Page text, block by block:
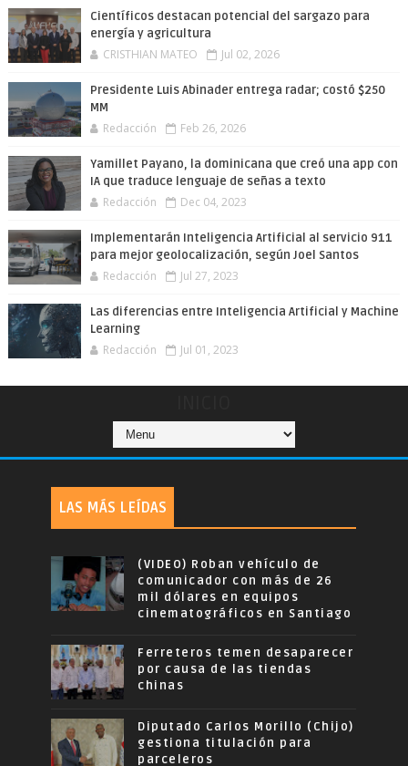
Científicos destacan potencial del sargazo para
energía y agricultura
CRISTHIAN MATEO Jul 02, 2026
Presidente Luis Abinader entrega radar; costó $250
MM
Redacción Feb 26, 2026
Yamillet Payano, la dominicana que creó una app con
IA que traduce lenguaje de señas a texto
Redacción Dec 04, 2023
Implementarán Inteligencia Artificial al servicio 911
para mejor geolocalización, según Joel Santos
Redacción Jul 27, 2023
Las diferencias entre Inteligencia Artificial y Machine
Learning
Redacción Jul 01, 2023
LAS MÁS LEÍDAS
(VIDEO) Roban vehículo de
comunicador con más de 26
mil dólares en equipos
cinematográficos en Santiago
Ferreteros temen desaparecer
por causa de las tiendas
chinas
Diputado Carlos Morillo (Chijo)
gestiona titulación para
parceleros